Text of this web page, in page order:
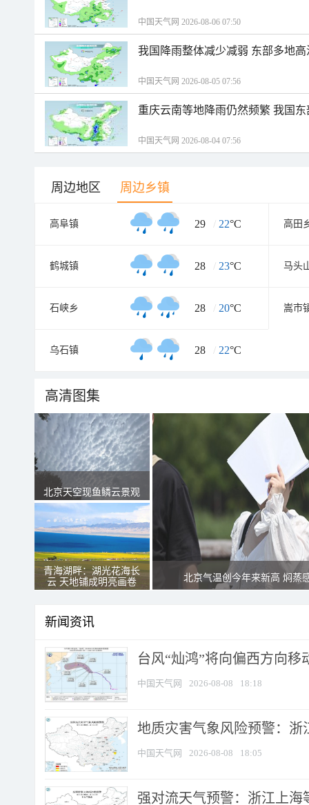
中国天气网 2026-08-06 07:50
我国降雨整体减少减弱 东部多地
中国天气网 2026-08-05 07:56
重庆云南等地降雨仍然频繁 我国
中国天气网 2026-08-04 07:56
周边地区 周边乡镇
高阜镇 29 / 22°C 高田
鹤城镇 28 / 23°C 马头
石峡乡 28 / 20°C 嵩市
乌石镇 28 / 22°C
高清图集
北京天空现鱼鳞云景观
青海湖畔：湖光花海长
云 天地铺成明亮画卷
北京气温创今年来新高 焖蒸
新闻资讯
台风“灿鸿”将向偏西方向移
中国天气网 2026-08-08 18:18
地质灾害气象风险预警：
中国天气网 2026-08-08 18:05
强对流天气预警：浙江上海